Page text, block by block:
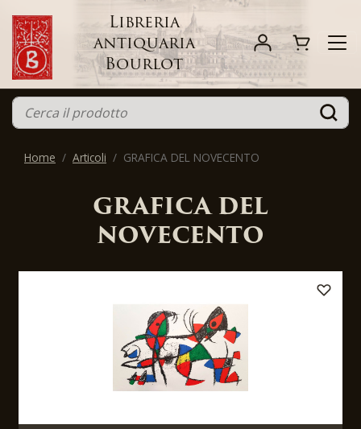
Libreria
antiquaria
Bourlot
Home Articoli GRAFICA DEL NOVECENTO
GRAFICA DEL
NOVECENTO